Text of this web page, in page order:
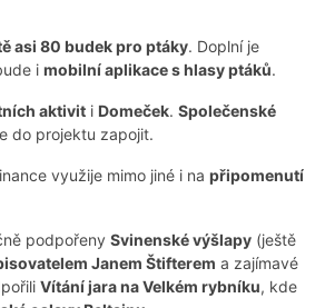
asi 80 budek pro ptáky. Doplní je
i mobilní aplikace s hlasy ptáků.
aktivit i Domeček. Společenské
do projektu zapojit.
využije mimo jiné i na připomenutí
podpořeny Svinenské výšlapy (ještě
Janem Štifterem a zajímavé
Vítání jara na Velkém rybníku, kde